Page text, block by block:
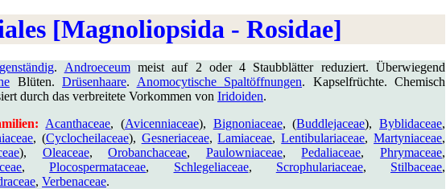
[Magnoliopsida - Rosidae]
. Androeceummeist auf 2 oder 4 Staubblätter reduziert. Überwiegend
Blüten. Drüsenhaare. Anomocytische Spaltöffnungen. Kapselfrüchte. Chemisch
durch das verbreitete Vorkommen von Iridoiden.
Acanthaceae, (Avicenniaceae), Bignoniaceae, (Buddlejaceae),Byblidaceae,
, (Cyclocheilaceae), Gesneriaceae,Lamiaceae,Lentibulariaceae,Martyniaceae,
), Oleaceae,Orobanchaceae, Paulowniaceae,Pedaliaceae,Phrymaceae,
,Plocospermataceae, Schlegeliaceae, Scrophulariaceae, Stilbaceae,
, Verbenaceae.